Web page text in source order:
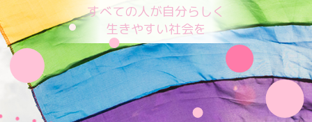
すべての人が自分らしく
生きやすい社会を